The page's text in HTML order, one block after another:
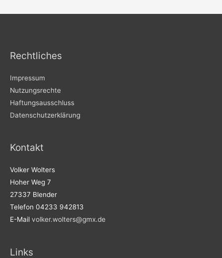
Rechtliches
Impressum
Nutzungsrechte
Haftungsausschluss
Datenschutzerklärung
Kontakt
Volker Wolters
Hoher Weg 7
27337 Blender
Telefon 04233 942813
E-Mail volker.wolters@gmx.de
Links